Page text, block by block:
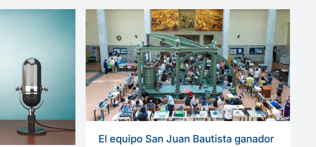
El equipo San Juan Bautista ganador